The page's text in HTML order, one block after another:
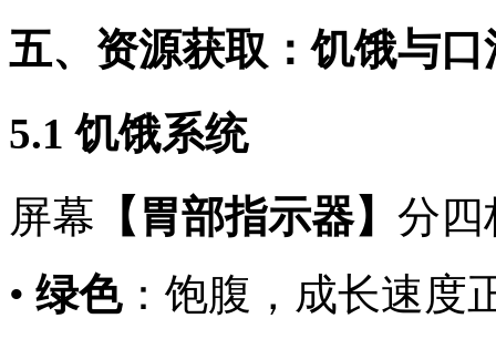
五、资源获取：饥饿与口
5.1 饥饿系统
屏幕 【胃部指示器】 分四
• 绿色：饱腹，成长速度